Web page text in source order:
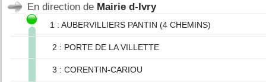
En direction de Mairie d-Ivry
1 : AUBERVILLIERS PANTIN (4 CHEMINS)
2 : PORTE DE LA VILLETTE
3 : CORENTIN-CARIOU